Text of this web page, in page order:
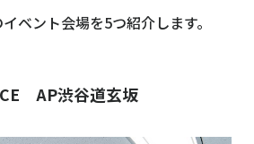
ベント会場を5つ紹介します。
AP渋谷道玄坂